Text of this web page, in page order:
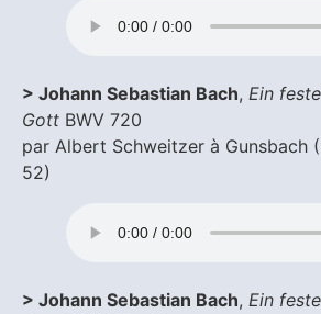
> Johann Sebastian Bach, Ein
Gott BWV 720
par Albert Schweitzer à Gunsbach
52)
> Johann Sebastian Bach, Ein